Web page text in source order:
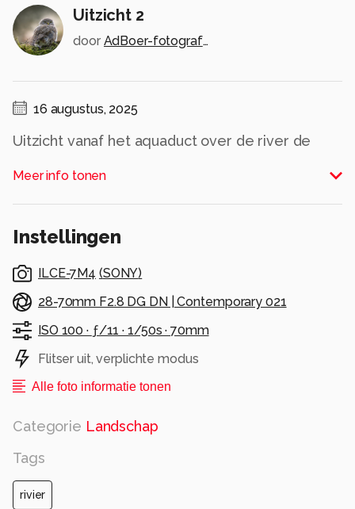
Uitzicht 2
door AdBoer-fotografie
16 augustus, 2025
Uitzicht vanaf het aquaduct over de river de
Meer info tonen
Instellingen
ILCE-7M4 (SONY)
28-70mm F2.8 DG DN | Contemporary 021
ISO 100 · ƒ/11 · 1/50s ·70mm
Flitser uit, verplichte modus
Alle foto informatie tonen
Categorie Landschap
Tags
rivier